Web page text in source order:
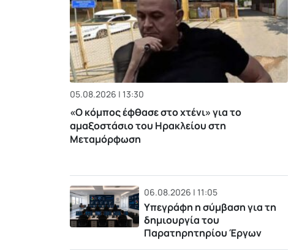
05.08.2026 | 13:30
«Ο κόμπος έφθασε στο χτένι» για το
αμαξοστάσιο του Ηρακλείου στη
Μεταμόρφωση
06.08.2026 | 11:05
Υπεγράφη η σύμβαση για τη
δημιουργία του
Παρατηρητηρίου Έργων